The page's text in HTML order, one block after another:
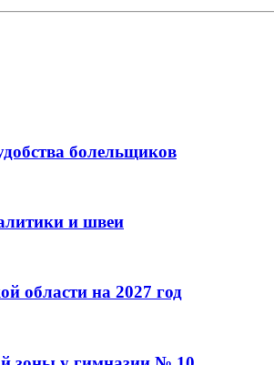
болельщиков
и швеи
области на 2027 год